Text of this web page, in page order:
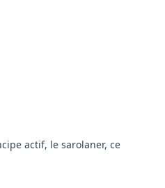
actif, le sarolaner, ce